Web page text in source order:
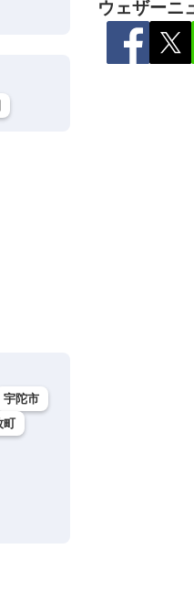
宇陀市
町
ウェザーニ